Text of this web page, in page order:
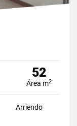
52
Área m2
Arriendo